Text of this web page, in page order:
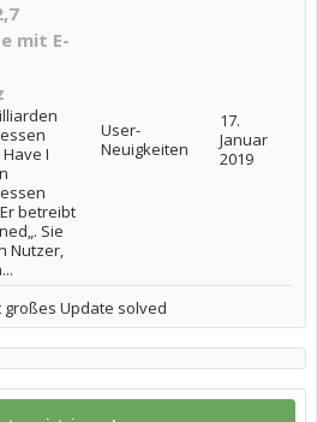
mit E-
I
betreibt
Sie
Nutzer,
User-
Neuigkeiten
17.
Januar
2019
Update solved